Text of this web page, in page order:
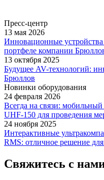
Пресс-центр
13 мая 2026
Инновационные устройства
портфеле компании
13 октября 2025
Будущее AV-технологий:
Брюллов
Новинки оборудования
24 февраля 2026
Всегда на связи:
UHF-150 для проведения
24 ноября 2025
Интерактивные
RMS: отличное решение
Свяжитесь с